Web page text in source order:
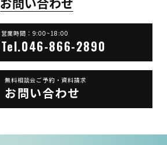
無料相談会ご予約・資料請求
お問い合わせ
営業時間：9:00~18:00
Tel.046-866-2890